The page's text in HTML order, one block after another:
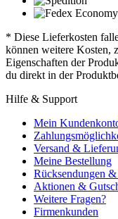
* Diese Lieferkosten
können weitere Kosten,
Eigenschaften der
du direkt in der
Hilfe & Support
Mein
Versand &
Meine Bestellung
Rücksendungen
Aktionen &
Weitere Fragen?
Firmenkunden